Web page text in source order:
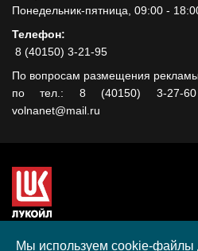
Понедельник-пятница, 09:00 -
Телефон:
8 (40150) 3-21-95
По вопросам размещения
по тел.: 8 (40150) 3-27-60
volnanet@mail.ru
гранта, полученного в рамках
Мы используем cookie-файлы